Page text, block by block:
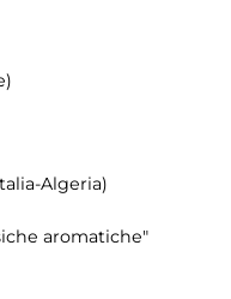
Algeria)
aromatiche"